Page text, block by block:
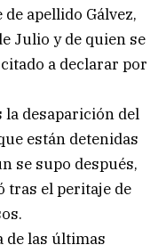
apellido Gálvez,
Julio y de quien se
a declarar por
desaparición del
están detenidas
se supo después,
tras el peritaje de
de las últimas